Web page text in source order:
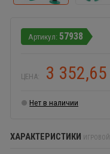
57938
ЦЕНА: 3 352,65
Нет в наличии
ХАРАКТЕРИСТИКИ